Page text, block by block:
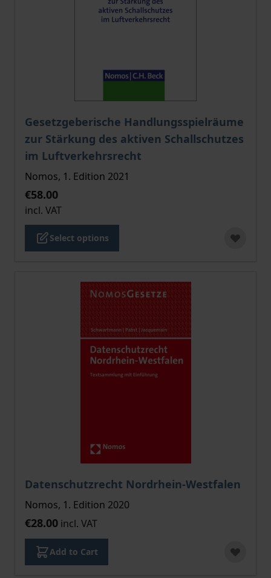
Gesetzgeberische Handlungsspielräume
zur Stärkung des aktiven Schallschutzes
im Luftverkehrsrecht
The price depends on the options chosen on the
Nomos, 1. Edition 2021
€58.00
incl. VAT
Select options
Datenschutzrecht Nordrhein-Westfalen
Nomos, 1. Edition 2020
€28.00 incl. VAT
Add to Cart